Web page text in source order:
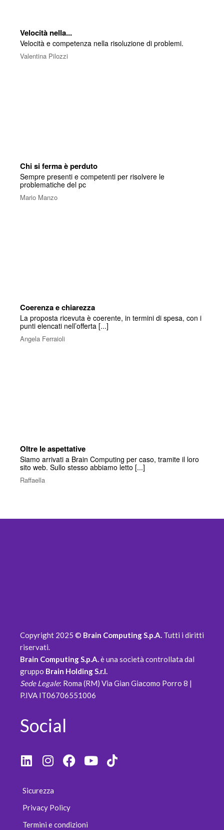
Velocità nella...
Velocità e competenza nella risoluzione di problemi.
Valentina Pilozzi
Chi si ferma è perduto
Sempre presenti e competenti per risolvere le
problematiche del pc
Mario Manzo
Coerenza e chiarezza
La proposta ricevuta è coerente, in termini di spesa, con i
punti elencati nell’offerta [...]
Angela Ferraioli
Oltre le aspettative
Siamo arrivati a Brain Computing per caso, tramite il loro
sito web. Sullo stesso abbiamo letto [...]
Raffaella
Copyright 2025 © Brain Computing S.p.A. Tutti i diritti
riservati.
Brain Computing S.p.A.è una società controllata dal
gruppo Brain Holding S.r.l.
Sede Legale: Roma (RM) Via Gian Giacomo Porro 8 |
P.IVA IT06706551006
Social
Sicurezza
Privacy Policy
Termini e condizioni